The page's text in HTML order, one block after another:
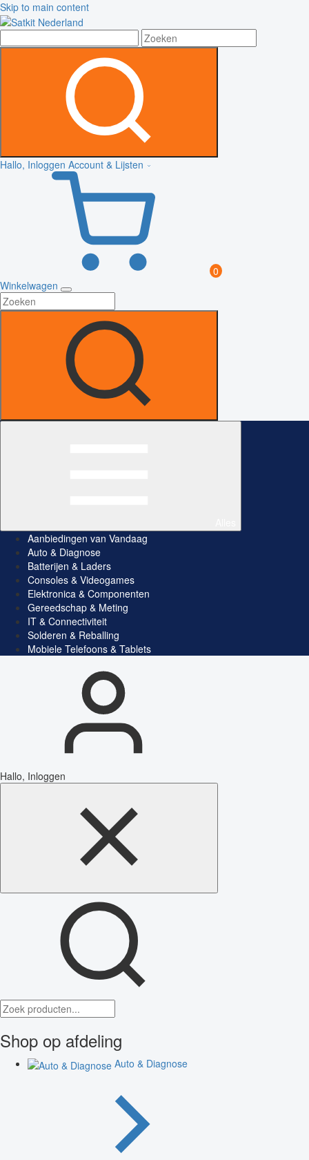
Skip to main content
Hallo, Inloggen Account & Lijsten
0
Winkelwagen
Aanbiedingen van Vandaag
Auto & Diagnose
Batterijen & Laders
Consoles & Videogames
Elektronica & Componenten
Gereedschap & Meting
IT & Connectiviteit
Solderen & Reballing
Mobiele Telefoons & Tablets
Hallo, Inloggen
Shop op afdeling
Auto & Diagnose